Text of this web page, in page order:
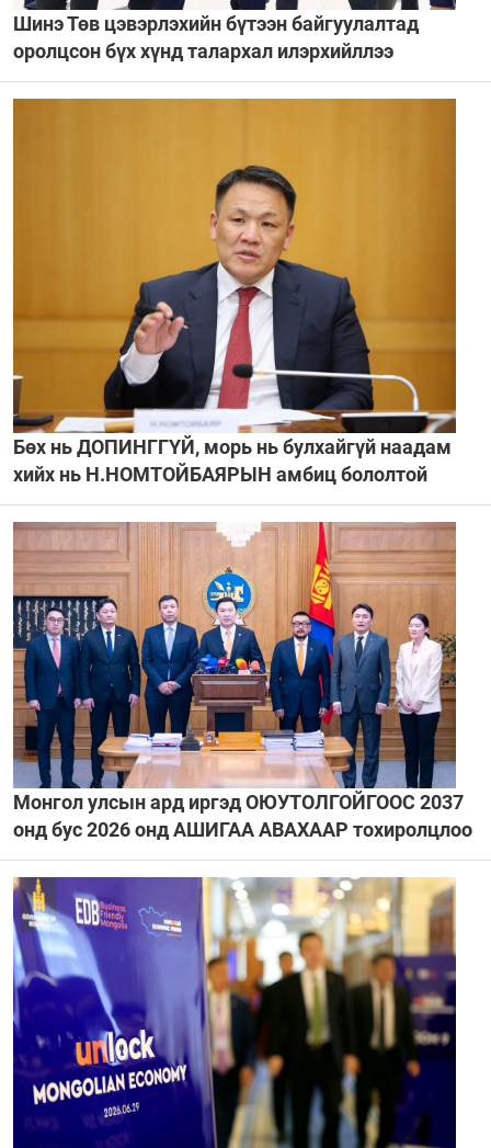
Шинэ Төв цэвэрлэхийн бүтээн байгуулалтад
оролцсон бүх хүнд талархал илэрхийллээ
Бөх нь ДОПИНГГҮЙ, морь нь булхайгүй наадам
хийх нь Н.НОМТОЙБАЯРЫН амбиц бололтой
Монгол улсын ард иргэд ОЮУТОЛГОЙГООС 2037
онд бус 2026 онд АШИГАА АВАХААР тохиролцлоо